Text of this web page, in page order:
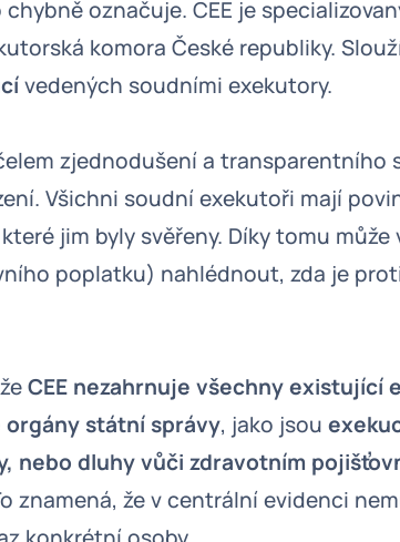
označuje. CEE je
komora České republiky.
vedených soudními exekutory.
zjednodušení a transparentního
Všichni soudní exekutoři mají
jim byly svěřeny. Díky tomu může
poplatku) nahlédnout, zda je
CEE nezahrnuje všechny existující
státní správy, jako jsou
nebo dluhy vůči zdravotním
znamená, že v centrální evidenci